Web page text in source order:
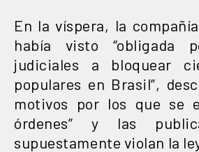
En la víspera, la
había visto “obligada
judiciales a bloquear
populares en Brasil”,
motivos por los que se
órdenes” y las
supuestamente violan la